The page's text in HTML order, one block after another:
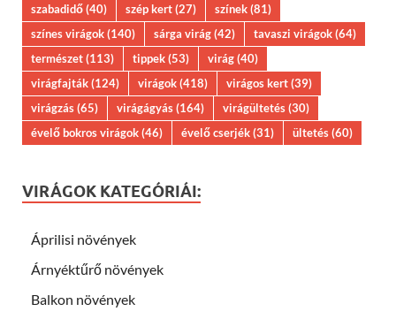
szabadidő(40) szép kert(27) színek(81)
színes virágok(140) sárga virág(42) tavaszi virágok(64)
természet(113) tippek(53) virág(40)
virágfajták(124) virágok(418) virágos kert(39)
virágzás(65) virágágyás(164) virágültetés(30)
évelő bokros virágok(46) évelő cserjék(31) ültetés(60)
VIRÁGOK KATEGÓRIÁI:
Áprilisi növények
Árnyéktűrő növények
Balkon növények